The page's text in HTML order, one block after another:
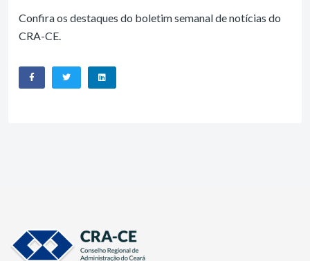
Confira os destaques do boletim semanal de notícias do
CRA-CE.